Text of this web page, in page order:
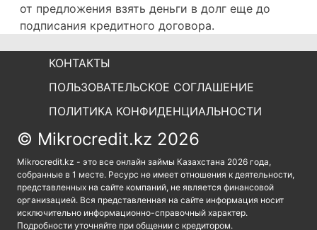
от предложения взять деньги в долг еще до
подписания кредитного договора.
КОНТАКТЫ
ПОЛЬЗОВАТЕЛЬСКОЕ СОГЛАШЕНИЕ
ПОЛИТИКА КОНФИДЕНЦИАЛЬНОСТИ
© Mikrocredit.kz 2026
Mikrocredit.kz - это все онлайн займы Казахстана 2026 года,
собранные в 1 месте. Ресурс не имеет отношения к деятельности,
представленных на сайте компаний, не является финансовой
организацией. Вся представленная на сайте информация носит
исключительно информационно-справочный характер.
Подробности уточняйте при общении с кредитором.